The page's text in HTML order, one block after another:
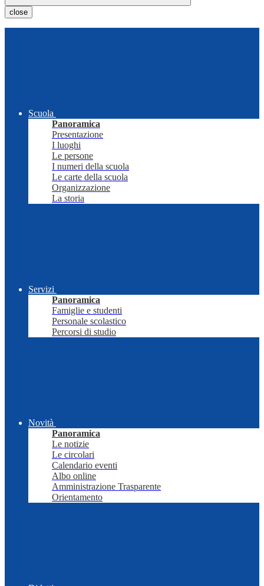
close
Scuola
Panoramica
Presentazione
I luoghi
Le persone
I numeri della scuola
Le carte della scuola
Organizzazione
La storia
Servizi
Panoramica
Famiglie e studenti
Personale scolastico
Percorsi di studio
Novità
Panoramica
Le notizie
Le circolari
Calendario eventi
Albo online
Amministrazione Trasparente
Orientamento